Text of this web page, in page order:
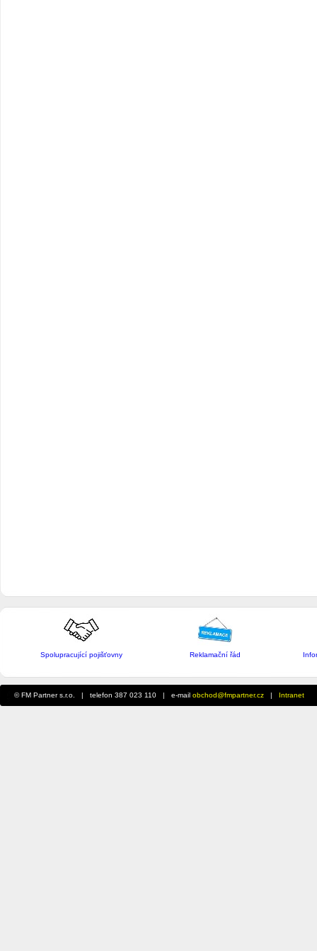
Spolupracující pojišťovny Reklamační řád
© FM Partner s.r.o. | telefon 387 023 110 | e-mail obchod@fmpartner.cz | Intranet